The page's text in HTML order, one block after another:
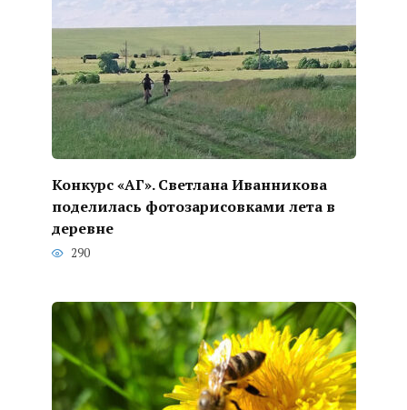
Конкурс «АГ». Светлана Иванникова
поделилась фотозарисовками лета в
деревне
290